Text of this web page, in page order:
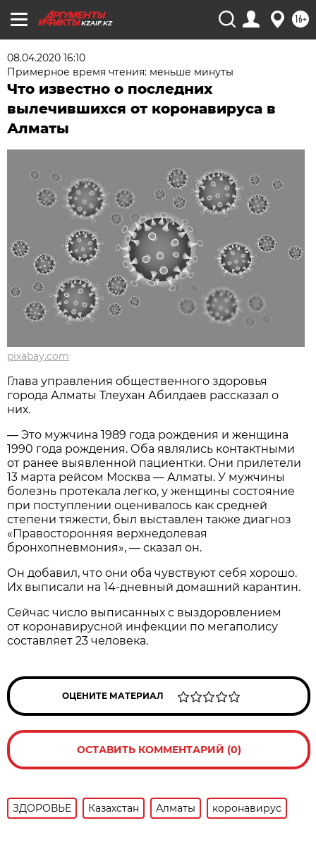
KZAIF.KZ 16+
08.04.2020 16:10
Примерное время чтения: меньше минуты
Что известно о последних
вылечившихся от коронавируса в
Алматы
pixabay.com
Глава управления общественного здоровья
города Алматы Тлеухан Абилдаев рассказал о
них.
— Это мужчина 1989 года рождения и женщина
1990 года рождения. Оба являлись контактными
от ранее выявленной пациентки. Они прилетели
13 марта рейсом Москва — Алматы. У мужчины
болезнь протекала легко, у женщины состояние
при поступлении оценивалось как средней
степени тяжести, был выставлен также диагноз
«Правосторонняя верхнедолевая
бронхопневмония», — сказал он.
Он добавил, что они оба чувствуют себя хорошо.
Их выписали на 14-дневный домашний карантин.
Сейчас число выписанных с выздоровлением
от коронавирусной инфекции по мегаполису
составляет 23 человека.
ОЦЕНИТЕ МАТЕРИАЛ
ОСТАВИТЬ КОММЕНТАРИЙ (0)
ЗДОРОВЬЕ Казахстан Алматы коронавирус